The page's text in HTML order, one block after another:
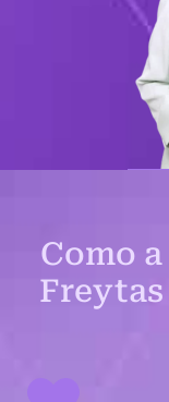
Como